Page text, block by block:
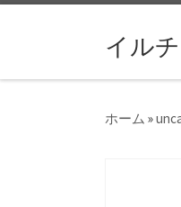
イル
ホーム »